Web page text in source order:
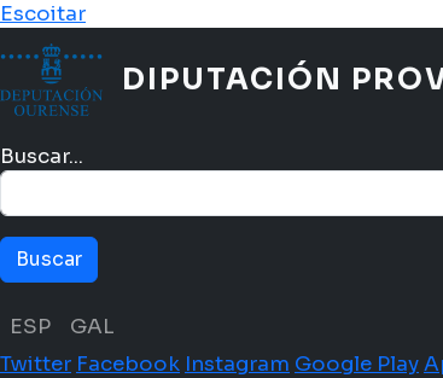
Pasar al contenido principal
Escoitar
DIPUTACIÓN
Buscar...
Menú idioma
ESP
GAL
Twitter Facebook Instagram Google Play